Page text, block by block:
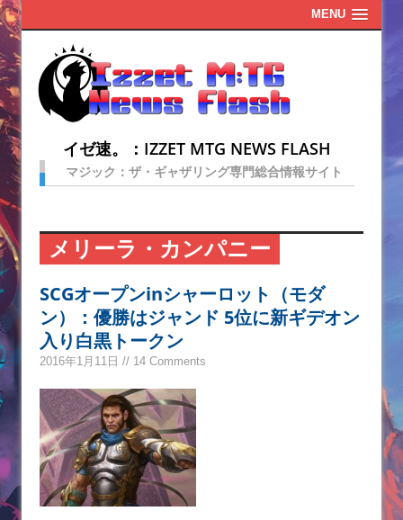
MENU
イゼ速。：IZZET MTG NEWS FLASH
マジック：ザ・ギャザリング専門総合情報サイト
メリーラ・カンパニー
SCGオープンinシャーロット（モダ
ン）：優勝はジャンド 5位に新ギデオン
入り白黒トークン
2016年1月11日 // 14 Comments